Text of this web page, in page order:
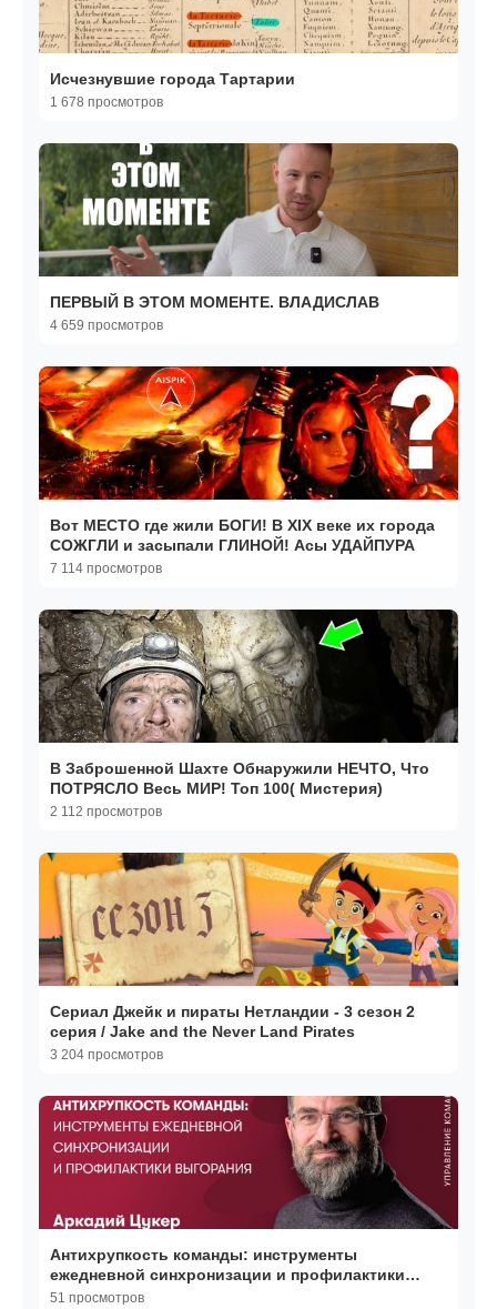
Исчезнувшие города Тартарии
1 678 просмотров
ПЕРВЫЙ В ЭТОМ МОМЕНТЕ. ВЛАДИСЛАВ
4 659 просмотров
Вот МЕСТО где жили БОГИ! В XIX веке их города
СОЖГЛИ и засыпали ГЛИНОЙ! Асы УДАЙПУРА
7 114 просмотров
В Заброшенной Шахте Обнаружили НЕЧТО, Что
ПОТРЯСЛО Весь МИР! Топ 100( Мистерия)
2 112 просмотров
Сериал Джейк и пираты Нетландии - 3 сезон 2
серия / Jake and the Never Land Pirates
3 204 просмотров
Антихрупкость команды: инструменты
ежедневной синхронизации и профилактики
выгорания
51 просмотров